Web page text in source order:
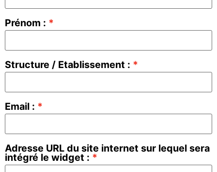
Prénom :
Structure / Etablissement :
Email :
Adresse URL du site internet sur lequel sera
intégré le widget :